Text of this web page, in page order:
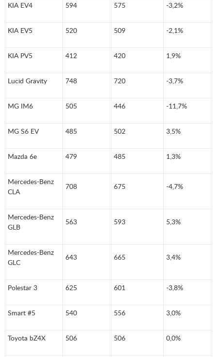
KIA EV4 594 575 -3,2%
KIA EV5 520 509 -2,1%
KIA PV5 412 420 1,9%
Lucid Gravity 748 720 -3,7%
MG IM6 505 446 -11,7%
MG S6 EV 485 502 3,5%
Mazda 6e 479 485 1,3%
Mercedes-Benz
CLA
708 675 -4,7%
Mercedes-Benz
GLB
563 593 5,3%
Mercedes-Benz
GLC
643 665 3,4%
Polestar 3 625 601 -3,8%
Smart #5 540 556 3,0%
Toyota bZ4X 506 506 0,0%